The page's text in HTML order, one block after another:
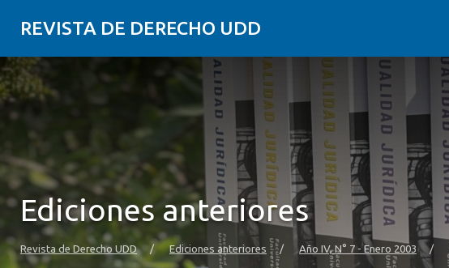
REVISTA DE DERECHO UDD
Ediciones anteriores
Revista de Derecho UDD / Ediciones anteriores / Año IV, N° 7 - Enero 2003 /